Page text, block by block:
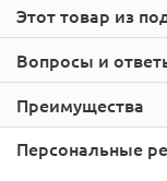
Этот товар из
Вопросы и
Преимущества
Персональные